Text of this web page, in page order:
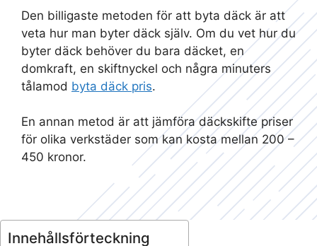
Den billigaste metoden för att byta däck är att
veta hur man byter däck själv. Om du vet hur du
byter däck behöver du bara däcket, en
domkraft, en skiftnyckel och några minuters
tålamod byta däck pris.
En annan metod är att jämföra däckskifte priser
för olika verkstäder som kan kosta mellan 200 –
450 kronor.
Innehållsförteckning